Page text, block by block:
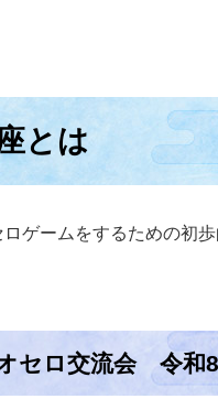
とは
ゲームをするための初
セロ交流会 令和8